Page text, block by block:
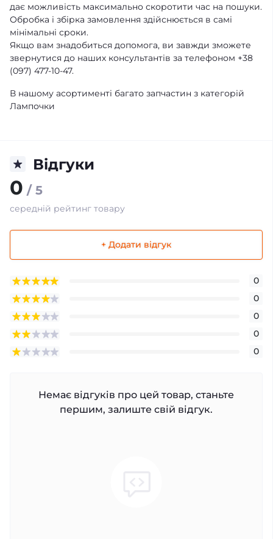
дає можливість максимально скоротити час на пошуки.
Обробка і збірка замовлення здійснюється в самі
мінімальні сроки.
Якщо вам знадобиться допомога, ви завжди зможете
звернутися до наших консультантів за телефоном +38
(097) 477-10-47.
В нашому асортименті багато запчастин з категорій
Лампочки
Відгуки
0 / 5
середній рейтинг товару
+ Додати відгук
0
0
0
0
0
Немає відгуків про цей товар, станьте
першим, залиште свій відгук.